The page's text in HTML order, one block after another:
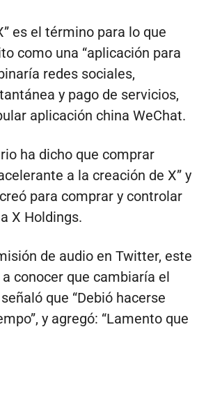
es el término para lo que
como una “aplicación para
redes sociales,
y pago de servicios,
aplicación china WeChat.
ha dicho que comprar
a la creación de X” y
para comprar y controlar
X Holdings.
de audio en Twitter, este
conocer que cambiaría el
que “Debió hacerse
y agregó: “Lamento que